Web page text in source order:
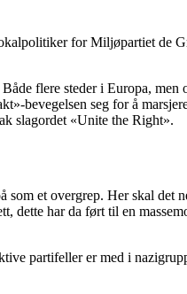
for Miljøpartiet de
flere steder i Europa, men
bevegelsen seg for å
slagordet «Unite the Right».
som et overgrep. Her skal det
dette har da ført til en
partifeller er med i